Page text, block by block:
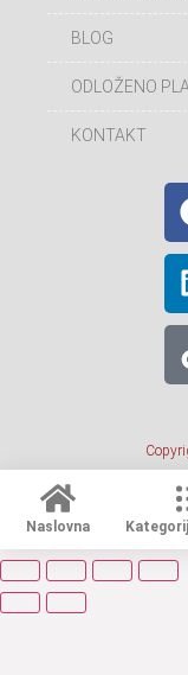
BLOG
ODLOŽENO
KONTAKT
Naslovna